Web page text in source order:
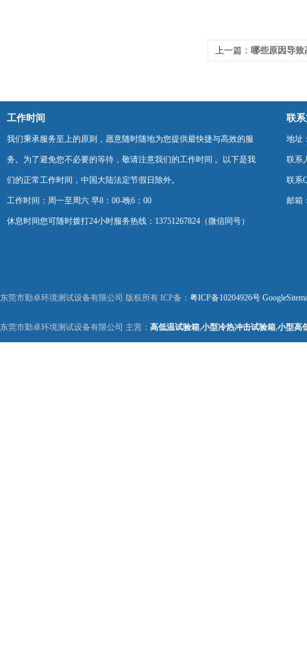
上一篇： 哪些原因导致
工作时间
我们秉承服务至上的原则，愿意随时随地为您提供最快捷与高效的服
务。为了避免您不必要的等待，敬请注意我们的工作时间 。以下是我
们的正常工作时间，中国大陆法定节假日除外。
工作时间：周一至周六 早8：00-晚6：00
休息时间您可随时拨打24小时服务热线：13751267824（微信同号）
联
地址
联系
联系
邮箱
东莞市勤卓环境测试设备有限公司 版权所有 ICP备： 粤ICP备10204926号
东莞市勤卓环境测试设备有限公司 主营： 高低温试验箱,小型冷热冲击试验箱,小型高